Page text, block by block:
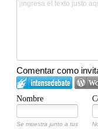
Comentar como
Nombre
Se muestra junto a tus